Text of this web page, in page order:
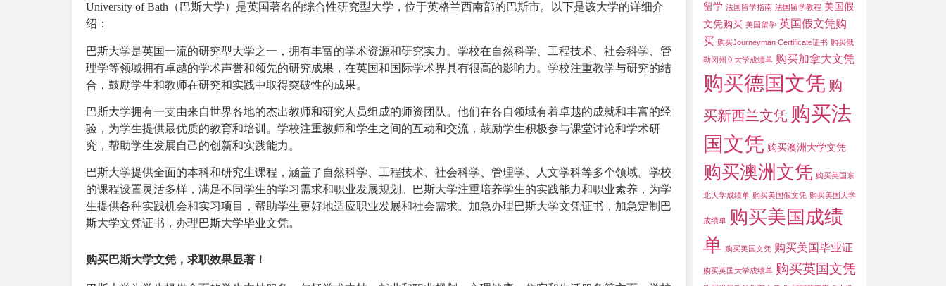
University of Bath （巴斯大学）是英国著名的综合性研究型大学，位于英格兰西南部的巴斯市。以下是该大学的详细介
绍：
巴斯大学是英国一流的研究型大学之一，拥有丰富的学术资源和研究实力。学校在自然科学、工程技术、社会科学、管
理学等领域拥有卓越的学术声誉和领先的研究成果，在英国和国际学术界具有很高的影响力。学校注重教学与研究的结
合，鼓励学生和教师在研究和实践中取得突破性的成果。
巴斯大学拥有一支由来自世界各地的杰出教师和研究人员组成的师资团队。他们在各自领域有着卓越的成就和丰富的经
验，为学生提供最优质的教育和培训。学校注重教师和学生之间的互动和交流，鼓励学生积极参与课堂讨论和学术研
究，帮助学生发展自己的创新和实践能力。
巴斯大学提供全面的本科和研究生课程，涵盖了自然科学、工程技术、社会科学、管理学、人文学科等多个领域。学校
的课程设置灵活多样，满足不同学生的学习需求和职业发展规划。巴斯大学注重培养学生的实践能力和职业素养，为学
生提供各种实践机会和实习项目，帮助学生更好地适应职业发展和社会需求。加急办理巴斯大学文凭证书，加急定制巴
斯大学文凭证书，办理巴斯大学毕业文凭。
购买巴斯大学文凭，求职效果显著！
留学 法国留学指南 法国留学教程 美国假
文凭购买 美国留学 英国假文凭购
买 购买Journeyman Certificate证书 购买俄
勒冈州立大学成绩单 购买加拿大文凭
购买德国文凭 购
买新西兰文凭 购买法
国文凭 购买澳洲大学文凭
购买澳洲文凭 购买美国东
北大学成绩单 购买美国假文凭 购买美国大学
成绩单 购买美国成绩
单 购买美国文凭 购买美国毕业证
购买英国大学成绩单 购买英国文凭